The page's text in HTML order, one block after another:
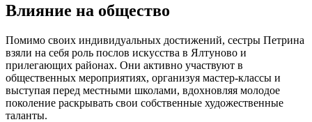
Влияние на общество
Помимо своих индивидуальных достижений, сестры Петрина
взяли на себя роль послов искусства в Ялтуново и
прилегающих районах. Они активно участвуют в
общественных мероприятиях, организуя мастер-классы и
выступая перед местными школами, вдохновляя молодое
поколение раскрывать свои собственные художественные
таланты.